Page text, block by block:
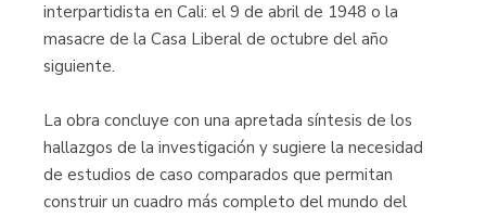
interpartidista en Cali: el 9 de abril de 1948 o la
masacre de la Casa Liberal de octubre del año
siguiente.
La obra concluye con una apretada síntesis de los
hallazgos de la investi­gación y sugiere la necesidad
de estudios de caso comparados que permitan
construir un cuadro más completo del mundo del